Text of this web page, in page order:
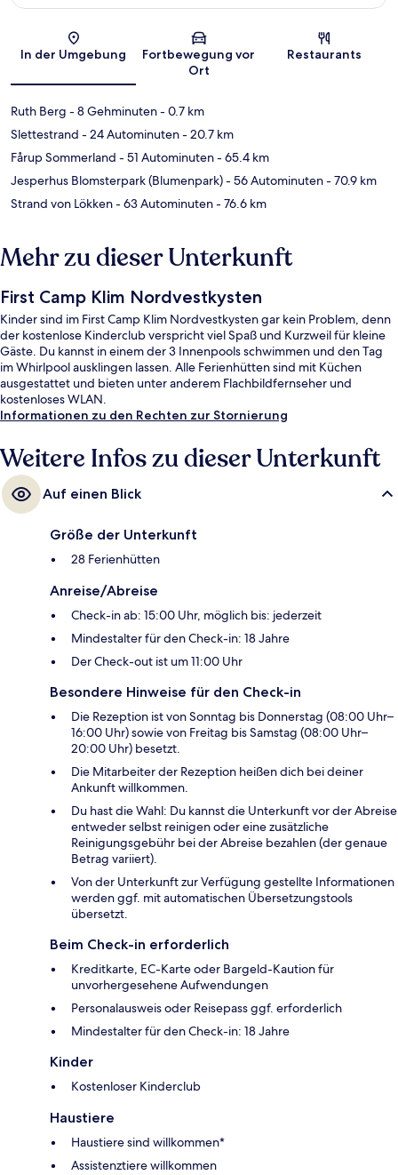
Karte
In der Umgebung
Fortbewegung vor
Ort
Restaurants
Ruth Berg - 8 Gehminuten- 0.7 km
Slettestrand - 24 Autominuten- 20.7 km
Fårup Sommerland - 51 Autominuten- 65.4 km
Jesperhus Blomsterpark (Blumenpark)- 56 Autominuten- 70.9 km
Strand von Lökken- 63 Autominuten- 76.6 km
Mehr zu dieser Unterkunft
First Camp Klim Nordvestkysten
Kinder sind im First Camp Klim Nordvestkysten gar kein Problem, denn
der kostenlose Kinderclub verspricht viel Spaß und Kurzweil für kleine
Gäste. Du kannst in einem der 3 Innenpools schwimmen und den Tag
im Whirlpool ausklingen lassen. Alle Ferienhütten sind mit Küchen
ausgestattet und bieten unter anderem Flachbildfernseher und
kostenloses WLAN.
Informationen zu den Rechten zur Stornierung
Weitere Infos zu dieser Unterkunft
Auf einen Blick
Größe der Unterkunft
28 Ferienhütten
Anreise/Abreise
Check-in ab: 15:00 Uhr, möglich bis: jederzeit
Mindestalter für den Check-in: 18 Jahre
Der Check-out ist um 11:00 Uhr
Besondere Hinweise für den Check-in
Die Rezeption ist von Sonntag bis Donnerstag (08:00 Uhr–
16:00 Uhr) sowie von Freitag bis Samstag (08:00 Uhr–
20:00 Uhr) besetzt.
Die Mitarbeiter der Rezeption heißen dich bei deiner
Ankunft willkommen.
Du hast die Wahl: Du kannst die Unterkunft vor der Abreise
entweder selbst reinigen oder eine zusätzliche
Reinigungsgebühr bei der Abreise bezahlen (der genaue
Betrag variiert).
Von der Unterkunft zur Verfügung gestellte Informationen
werden ggf. mit automatischen Übersetzungstools
übersetzt.
Beim Check-in erforderlich
Kreditkarte, EC-Karte oder Bargeld-Kaution für
unvorhergesehene Aufwendungen
Personalausweis oder Reisepass ggf. erforderlich
Mindestalter für den Check-in: 18 Jahre
Kinder
Kostenloser Kinderclub
Haustiere
Haustiere sind willkommen*
Assistenztiere willkommen